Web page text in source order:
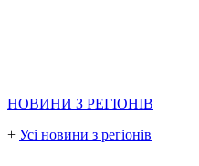
НОВИНИ З РЕГІОНІВ
+ Усі новини з регіонів